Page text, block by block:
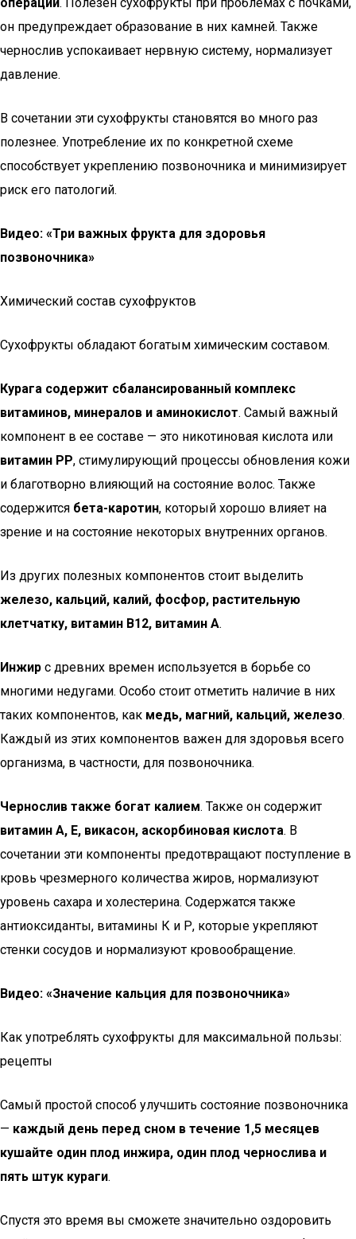
он предупреждает образование в них камней. Также
чернослив успокаивает нервную систему, нормализует
давление.
В сочетании эти сухофрукты становятся во много раз
полезнее. Употребление их по конкретной схеме
способствует укреплению позвоночника и минимизирует
риск его патологий.
Видео: «Три важных фрукта для здоровья
позвоночника»
Химический состав сухофруктов
Сухофрукты обладают богатым химическим составом.
Курага содержит сбалансированный комплекс
витаминов, минералов и аминокислот. Самый важный
компонент в ее составе — это никотиновая кислота или
витамин РР, стимулирующий процессы обновления кожи
и благотворно влияющий на состояние волос. Также
содержится бета-каротин, который хорошо влияет на
зрение и на состояние некоторых внутренних органов.
Из других полезных компонентов стоит выделить
железо, кальций, калий, фосфор, растительную
клетчатку, витамин В12, витамин А.
Инжир с древних времен используется в борьбе со
многими недугами. Особо стоит отметить наличие в них
таких компонентов, как медь, магний, кальций, железо.
Каждый из этих компонентов важен для здоровья всего
организма, в частности, для позвоночника.
Чернослив также богат калием. Также он содержит
витамин А, Е, викасон, аскорбиновая кислота. В
сочетании эти компоненты предотвращают поступление в
кровь чрезмерного количества жиров, нормализуют
уровень сахара и холестерина. Содержатся также
антиоксиданты, витамины К и Р, которые укрепляют
стенки сосудов и нормализуют кровообращение.
Видео: «Значение кальция для позвоночника»
Как употреблять сухофрукты для максимальной пользы:
рецепты
Самый простой способ улучшить состояние позвоночника
— каждый день перед сном в течение 1,5 месяцев
кушайте один плод инжира, один плод чернослива и
пять штук кураги.
Спустя это время вы сможете значительно оздоровить